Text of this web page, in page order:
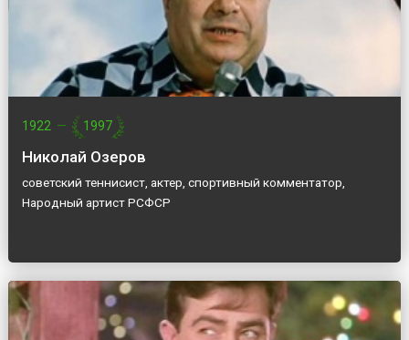
1922 — 1997
Николай Озеров
советский теннисист, актер, спортивный комментатор,
Народный артист РСФСР